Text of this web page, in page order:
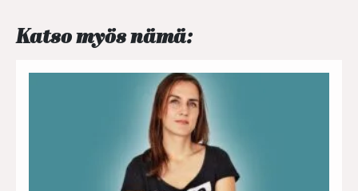
Katso myös nämä: